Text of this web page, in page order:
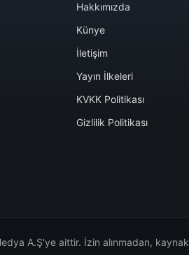
Hakkımızda
Künye
İletişim
Yayın İlkeleri
KVKK Politikası
Gizlilik Politikası
A.Ş'ye aittir. İzin alınmadan, kaynak